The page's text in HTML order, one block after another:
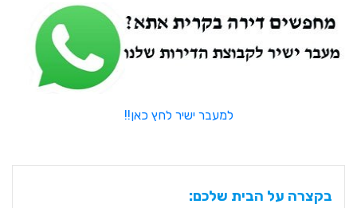
למעבר ישיר לחץ כאן!!
בקצרה על הבית שלכם: